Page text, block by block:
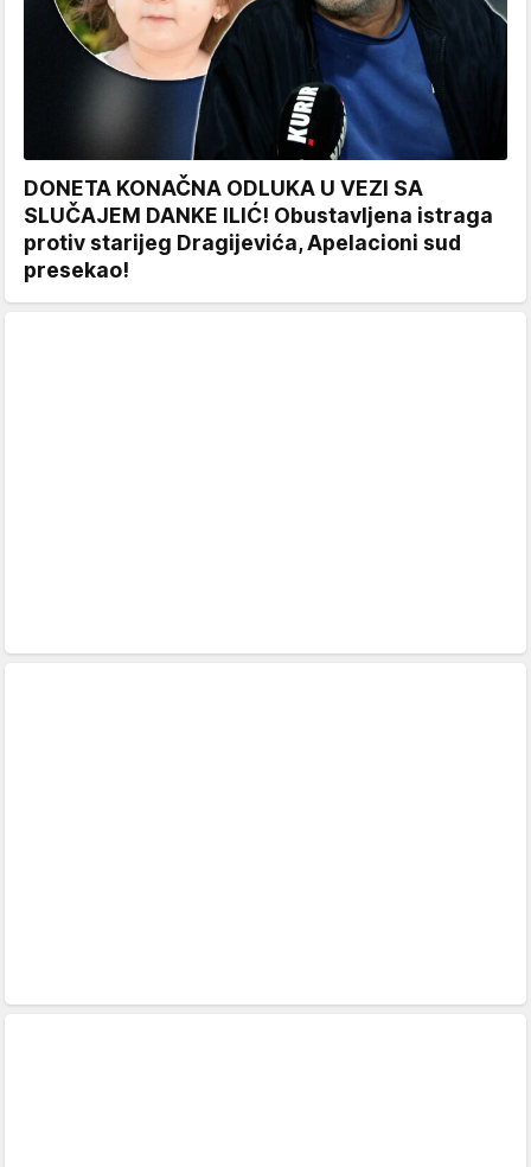
DONETA KONAČNA ODLUKA U VEZI SA
SLUČAJEM DANKE ILIĆ! Obustavljena istraga
protiv starijeg Dragijevića, Apelacioni sud
presekao!